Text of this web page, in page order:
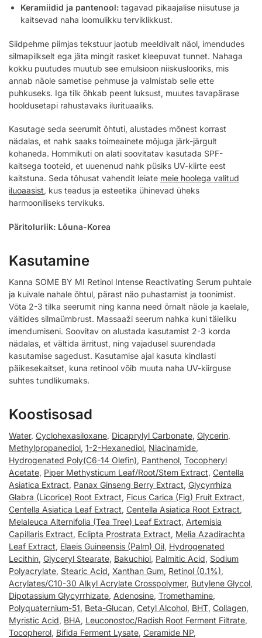
Keramiidid ja pantenool: tagavad pikaajalise niisutuse ja
kaitsevad naha loomulikku terviklikkust.
Siidpehme piimjas tekstuur jaotub meeldivalt näol, imendudes
silmapilkselt ega jäta mingit rasket kleepuvat tunnet. Nahaga
kokku puutudes muutub see emulsioon niiskuslooriks, mis
annab näole sametise pehmuse ja valmistab selle ette
puhkuseks. Iga tilk õhkab peent luksust, muutes tavapärase
hooldusetapi rahustavaks ilurituaaliks.
Kasutage seda seerumit õhtuti, alustades mõnest korrast
nädalas, et nahk saaks toimeainete mõjuga järk-järgult
kohaneda. Hommikuti on alati soovitatav kasutada SPF-
kaitsega tooteid, et uuenenud nahk püsiks UV-kiirte eest
kaitstuna. Seda tõhusat vahendit leiate meie hoolega valitud
iluoaasist, kus teadus ja esteetika ühinevad üheks
harmooniliseks tervikuks.
Päritoluriik: Lõuna-Korea
Kasutamine
Kanna SOME BY MI Retinol Intense Reactivating Serum puhtale
ja kuivale nahale õhtul, pärast näo puhastamist ja toonimist.
Võta 2-3 tilka seerumit ning kanna need õrnalt näole ja kaelale,
vältides silmaümbrust. Massaaži seerum nahka kuni täieliku
imendumiseni. Soovitav on alustada kasutamist 2-3 korda
nädalas, et vältida ärritust, ning vajadusel suurendada
kasutamise sagedust. Kasutamise ajal kasuta kindlasti
päikesekaitset, kuna retinool võib muuta naha UV-kiirguse
suhtes tundlikumaks.
Koostisosad
Water, Cyclohexasiloxane, Dicaprylyl Carbonate, Glycerin,
Methylpropanediol, 1-2-Hexanediol, Niacinamide,
Hydrogenated Poly(C6-14 Olefin), Panthenol, Tocopheryl
Acetate, Piper Methysticum Leaf/Root/Stem Extract, Centella
Asiatica Extract, Panax Ginseng Berry Extract, Glycyrrhiza
Glabra (Licorice) Root Extract, Ficus Carica (Fig) Fruit Extract,
Centella Asiatica Leaf Extract, Centella Asiatica Root Extract,
Melaleuca Alternifolia (Tea Tree) Leaf Extract, Artemisia
Capillaris Extract, Eclipta Prostrata Extract, Melia Azadirachta
Leaf Extract, Elaeis Guineensis (Palm) Oil, Hydrogenated
Lecithin, Glyceryl Stearate, Bakuchiol, Palmitic Acid, Sodium
Polyacrylate, Stearic Acid, Xanthan Gum, Retinol (0.1%),
Acrylates/C10-30 Alkyl Acrylate Crosspolymer, Butylene Glycol,
Dipotassium Glycyrrhizate, Adenosine, Tromethamine,
Polyquaternium-51, Beta-Glucan, Cetyl Alcohol, BHT, Collagen,
Myristic Acid, BHA, Leuconostoc/Radish Root Ferment Filtrate,
Tocopherol, Bifida Ferment Lysate, Ceramide NP,